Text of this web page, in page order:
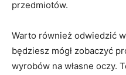
przedmiotów.
Warto ⁤również odwiedzić
będziesz ‌mógł zobaczyć
⁣wyrobów na ⁤własne oczy.